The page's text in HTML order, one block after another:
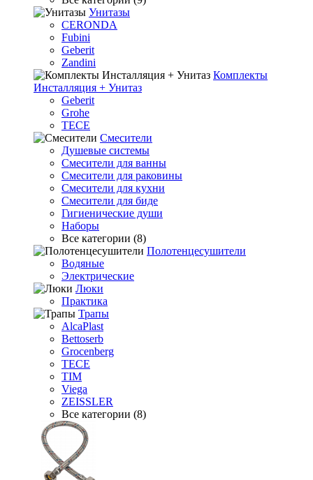
Унитазы
CERONDA
Fubini
Geberit
Zandini
Комплекты
Инсталляция + Унитаз
Geberit
Grohe
TECE
Смесители
Душевые системы
Смесители для ванны
Смесители для раковины
Смесители для кухни
Смесители для биде
Гигиенические души
Наборы
Все категории (8)
Полотенцесушители
Водяные
Электрические
Люки
Практика
Трапы
AlcaPlast
Bettoserb
Grocenberg
TECE
TIM
Viega
ZEISSLER
Все категории (8)